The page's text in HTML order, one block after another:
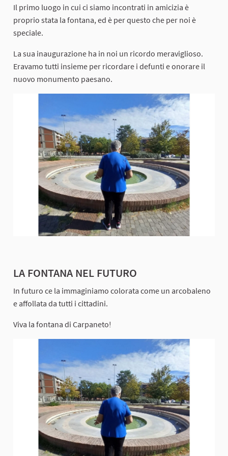
Il primo luogo in cui ci siamo incontrati in amicizia è
proprio stata la fontana, ed è per questo che per noi è
speciale.
La sua inaugurazione ha in noi un ricordo meraviglioso.
Eravamo tutti insieme per ricordare i defunti e onorare il
nuovo monumento paesano.
LA FONTANA NEL FUTURO
In futuro ce la immaginiamo colorata come un arcobaleno
e affollata da tutti i cittadini.
Viva la fontana di Carpaneto!